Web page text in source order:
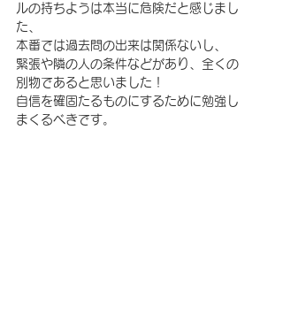
ルの持ちようは本当に危険だと感じまし
た、
本番では過去問の出来は関係ないし、
緊張や隣の人の条件などがあり、全くの
別物であると思いました！
自信を確固たるものにするために勉強し
まくるべきです。